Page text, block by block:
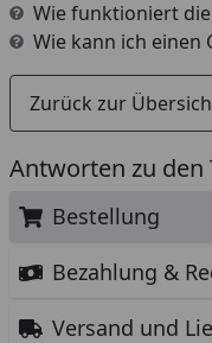
Antworten zu den
Bestellung
Bezahlung &
Versand und
Wie funktioniert
Wie kann ich einen
Zurück zur